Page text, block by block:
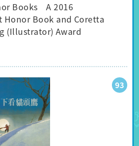
Books A 2016
Honor Book and Coretta
(Illustrator) Award
93